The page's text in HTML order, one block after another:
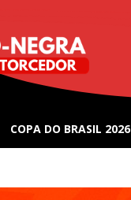
COPA DO BRASIL 2026